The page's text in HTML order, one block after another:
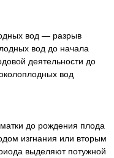
вод — разрыв
вод до начала
деятельности до
вод
до рождения плода
изгнания или вторым
выделяют потужной